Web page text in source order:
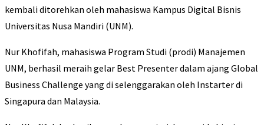
kembali ditorehkan oleh mahasiswa Kampus Digital Bisnis
Universitas Nusa Mandiri (UNM).
Nur Khofifah, mahasiswa Program Studi (prodi) Manajemen
UNM, berhasil meraih gelar Best Presenter dalam ajang Global
Business Challenge yang di selenggarakan oleh Instarter di
Singapura dan Malaysia.